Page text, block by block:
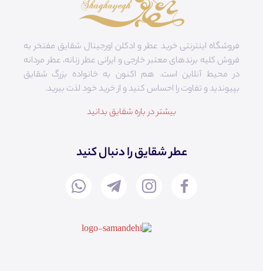
فروشگاه اینترنتی خرید عطر و ادکلن اورجینال شقایق مفتخر به
فروش کلیه برندهای معتبر خارجی و ایرانی عطر زنانه، عطر مردانه
در محیط آنلاین است. هم‌ اکنون به خانواده بزرگ شقایق
بپیوندید و تفاوت را احساس کنید و از خرید خود لذت ببرید.
بیشتر در باره شقایق بدانید
عطر شقایق را دنبال کنید